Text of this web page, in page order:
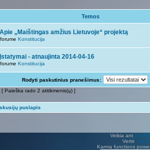
Temos
Apie „Maištingas amžius Lietuvoje“ projektą
forume Konstitucija
Įstatymai - atnaujinta 2014-04-16
forume Konstitucija
Rodyti paskutinius pranešimus:
[ Paieška rado 2 atitikmenis(ų) ]
puslapis
Veikia ant
Vertė Vilius
Karma functions